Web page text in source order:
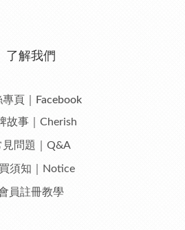
了解我們
專頁｜Facebook
故事｜Cherish
見問題｜Q&A
須知｜Notice
員註冊教學